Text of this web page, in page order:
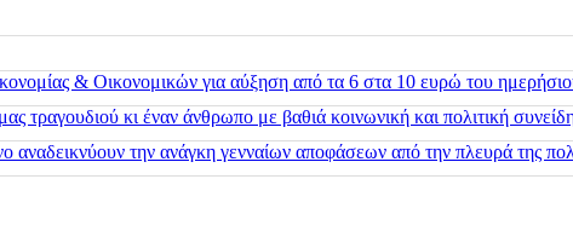
& Οικονομικών για αύξηση από τα 6 στα 10 ευρώ του
τραγουδιού κι έναν άνθρωπο με βαθιά κοινωνική και πολιτική
την ανάγκη γενναίων αποφάσεων από την πλευρά της